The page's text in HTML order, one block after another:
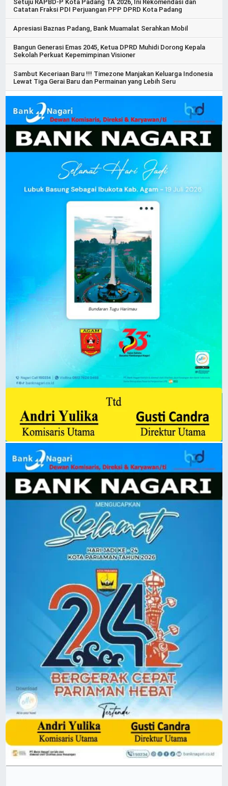
Setuju RAPBD-P Kota Padang TA 2026, Ini Rekomendasi dan
Catatan Fraksi PDI Perjuangan PPP DPRD Kota Padang
Apresiasi Baznas Padang, Bank Muamalat Serahkan Mobil
Bangun Generasi Emas 2045, Ketua DPRD Muhidi Dorong Kepala
Sekolah Perkuat Kepemimpinan Visioner
Sambut Keceriaan Baru !!! Timezone Manjakan Keluarga Indonesia
Lewat Tiga Gerai Baru dan Permainan yang Lebih Seru